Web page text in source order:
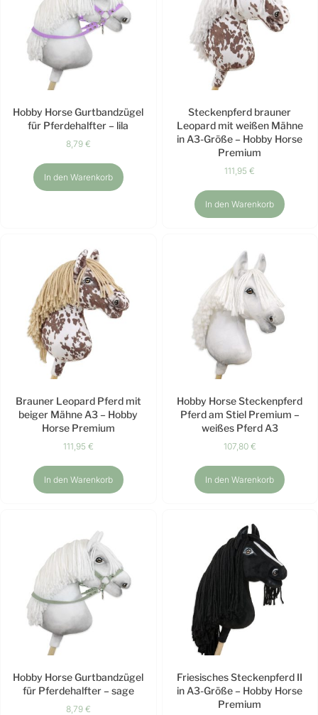
Hobby Horse Gurtbandzügel
für Pferdehalfter – lila
8,79 €
In den Warenkorb
Steckenpferd brauner
Leopard mit weißen Mähne
in A3-Größe – Hobby Horse
Premium
111,95€
In den Warenkorb
Brauner Leopard Pferd mit
beiger Mähne A3 – Hobby
Horse Premium
111,95 €
In den Warenkorb
Hobby Horse Steckenpferd
Pferd am Stiel Premium –
weißes Pferd A3
107,80 €
In den Warenkorb
Hobby Horse Gurtbandzügel
für Pferdehalfter – sage
8,79 €
Friesisches Steckenpferd II
in A3-Größe – Hobby Horse
Premium